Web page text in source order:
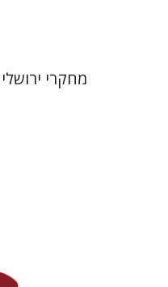
מחקרי